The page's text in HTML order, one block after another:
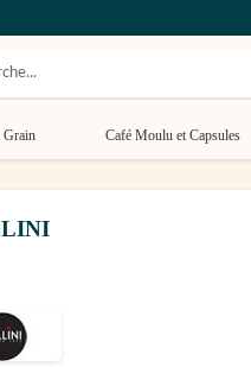
Grain Café Moulu et Capsules